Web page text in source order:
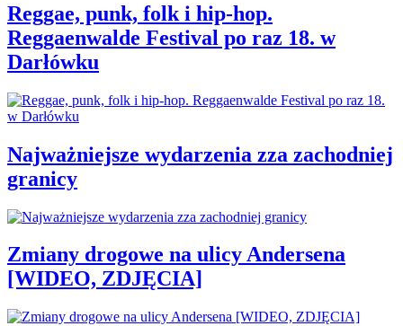
Reggae, punk, folk i hip-hop.
Reggaenwalde Festival po raz 18. w
Darłówku
Najważniejsze wydarzenia zza zachodniej
granicy
Zmiany drogowe na ulicy Andersena
[WIDEO, ZDJĘCIA]